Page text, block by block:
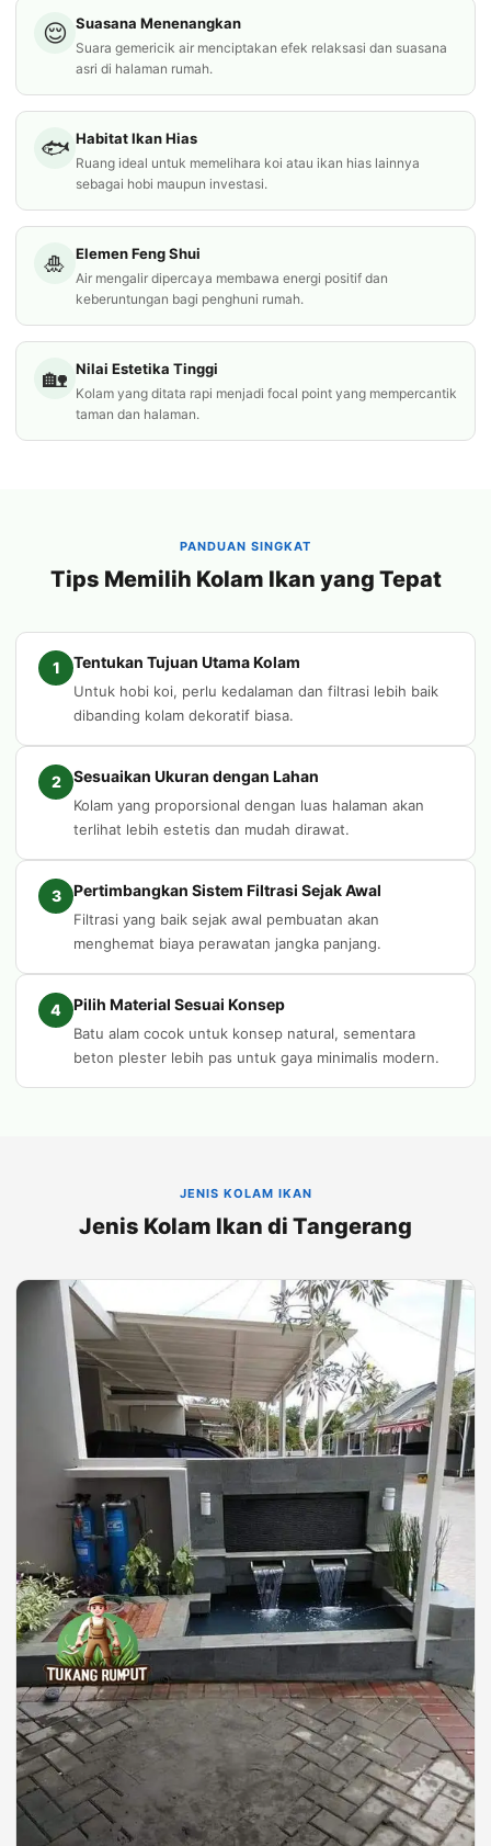
😌 Suasana Menenangkan
Suara gemericik air menciptakan efek relaksasi dan suasana
asri di halaman rumah.
🐟 Habitat Ikan Hias
Ruang ideal untuk memelihara koi atau ikan hias lainnya
sebagai hobi maupun investasi.
🎍 Elemen Feng Shui
Air mengalir dipercaya membawa energi positif dan
keberuntungan bagi penghuni rumah.
🏡 Nilai Estetika Tinggi
Kolam yang ditata rapi menjadi focal point yang mempercantik
taman dan halaman.
PANDUAN SINGKAT
Tips Memilih Kolam Ikan yang Tepat
1 Tentukan Tujuan Utama Kolam
Untuk hobi koi, perlu kedalaman dan filtrasi lebih baik
dibanding kolam dekoratif biasa.
2 Sesuaikan Ukuran dengan Lahan
Kolam yang proporsional dengan luas halaman akan
terlihat lebih estetis dan mudah dirawat.
3 Pertimbangkan Sistem Filtrasi Sejak Awal
Filtrasi yang baik sejak awal pembuatan akan
menghemat biaya perawatan jangka panjang.
4 Pilih Material Sesuai Konsep
Batu alam cocok untuk konsep natural, sementara
beton plester lebih pas untuk gaya minimalis modern.
JENIS KOLAM IKAN
Jenis Kolam Ikan di Tangerang